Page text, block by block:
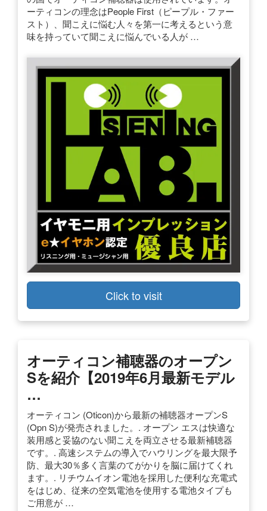
ーティコンの理念はPeople First（ピープル・ファー
スト）、聞こえに悩む人々を第一に考えるという意
味を持っていて聞こえに悩んでいる人が …
Click to visit
オーティコン補聴器のオープン
Sを紹介【2019年6月最新モデル
…
オーティコン (Oticon)から最新の補聴器オープンS
(Opn S)が発売されました。. オープン エスは快適な
装用感と妥協のない聞こえを両立させる最新補聴器
です。. 高速システムの導入でハウリングを最大限予
防、最大30％多く言葉のてがかりを脳に届けてくれ
ます。. リチウムイオン電池を採用した便利な充電式
をはじめ、従来の空気電池を使用する電池タイプも
ご用意が …